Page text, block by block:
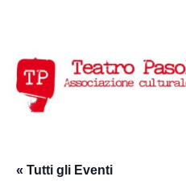
« Tutti gli Eventi